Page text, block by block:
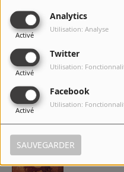
Analytics
Activé
Utilisation: Analyse
Twitter
Activé
Utilisation:
Facebook
Activé
Utilisation:
SAUVEGARDER
The Only
9
10